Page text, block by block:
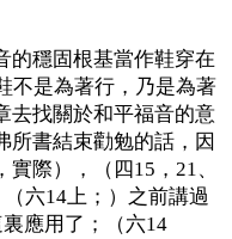
的穩固根基當作鞋穿在
不是為著行，乃是為著
去找關於和平福音的意
所書結束勸勉的話，因
際），（四15，21、
六14上；）之前講過
應用了；（六14